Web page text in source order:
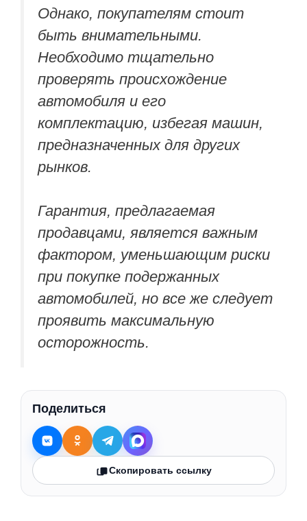
Однако, покупателям стоит
быть внимательными.
Необходимо тщательно
проверять происхождение
автомобиля и его
комплектацию, избегая машин,
предназначенных для других
рынков.
Гарантия, предлагаемая
продавцами, является важным
фактором, уменьшающим риски
при покупке подержанных
автомобилей, но все же следует
проявить максимальную
осторожность.
Поделиться
Скопировать ссылку